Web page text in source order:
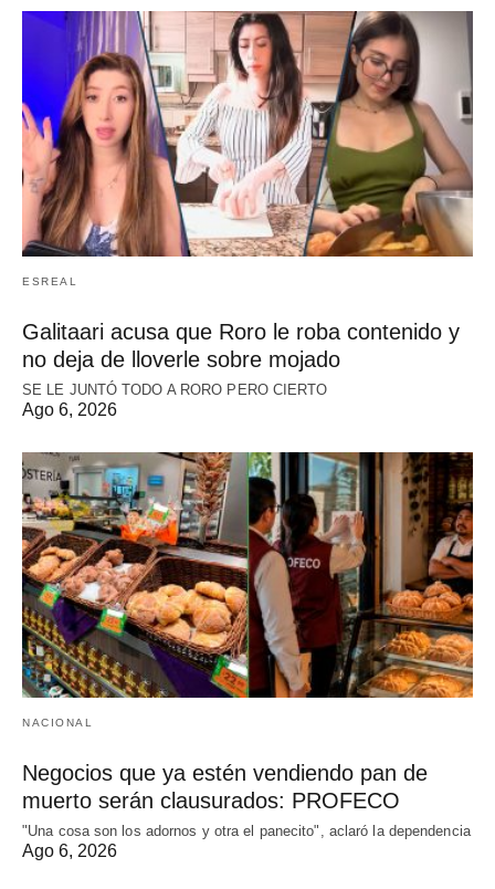
ESREAL
Galitaari acusa que Roro le roba contenido y
no deja de lloverle sobre mojado
SE LE JUNTÓ TODO A RORO PERO CIERTO
Ago 6, 2026
NACIONAL
Negocios que ya estén vendiendo pan de
muerto serán clausurados: PROFECO
"Una cosa son los adornos y otra el panecito", aclaró la dependencia
Ago 6, 2026